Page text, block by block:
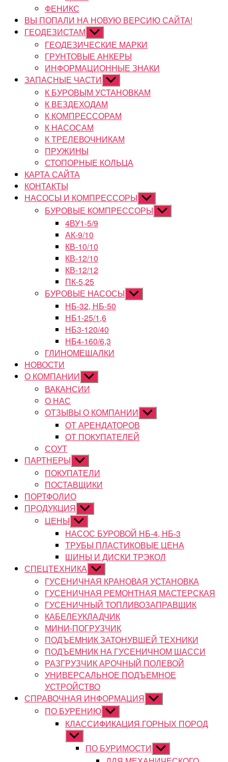
ФЕНИКС
ВЫ ПОПАЛИ НА НОВУЮ ВЕРСИЮ САЙТА!
ГЕОДЕЗИСТАМ Показывать
подменю
ГЕОДЕЗИЧЕСКИЕ МАРКИ
ГРУНТОВЫЕ АНКЕРЫ
ИНФОРМАЦИОННЫЕ ЗНАКИ
ЗАПАСНЫЕ ЧАСТИ Показывать
подменю
К БУРОВЫМ УСТАНОВКАМ
К ВЕЗДЕХОДАМ
К КОМПРЕССОРАМ
К НАСОСАМ
К ТРЕЛЕВОЧНИКАМ
ПРУЖИНЫ
СТОПОРНЫЕ КОЛЬЦА
КАРТА САЙТА
КОНТАКТЫ
НАСОСЫ И КОМПРЕССОРЫ Показывать
подменю
БУРОВЫЕ КОМПРЕССОРЫ Показывать
подменю
4ВУ1-5/9
АК-9/10
КВ-10/10
КВ-12/10
КВ-12/12
ПК-5,25
БУРОВЫЕ НАСОСЫ Показывать
подменю
НБ-32, НБ-50
НБ1-25/1,6
НБ3-120/40
НБ4-160/6,3
ГЛИНОМЕШАЛКИ
НОВОСТИ
О КОМПАНИИ Показывать
подменю
ВАКАНСИИ
О НАС
ОТЗЫВЫ О КОМПАНИИ Показывать
подменю
ОТ АРЕНДАТОРОВ
ОТ ПОКУПАТЕЛЕЙ
СОУТ
ПАРТНЕРЫ Показывать
подменю
ПОКУПАТЕЛИ
ПОСТАВЩИКИ
ПОРТФОЛИО
ПРОДУКЦИЯ Показывать
подменю
ЦЕНЫ Показывать
подменю
НАСОС БУРОВОЙ НБ-4, НБ-3
ТРУБЫ ПЛАСТИКОВЫЕ ЦЕНА
ШИНЫ И ДИСКИ ТРЭКОЛ
СПЕЦТЕХНИКА Показывать
подменю
ГУСЕНИЧНАЯ КРАНОВАЯ УСТАНОВКА
ГУСЕНИЧНАЯ РЕМОНТНАЯ МАСТЕРСКАЯ
ГУСЕНИЧНЫЙ ТОПЛИВОЗАПРАВЩИК
КАБЕЛЕУКЛАДЧИК
МИНИ-ПОГРУЗЧИК
ПОДЪЕМНИК ЗАТОНУВШЕЙ ТЕХНИКИ
ПОДЪЕМНИК НА ГУСЕНИЧНОМ ШАССИ
РАЗГРУЗЧИК АРОЧНЫЙ ПОЛЕВОЙ
УНИВЕРСАЛЬНОЕ ПОДЪЕМНОЕ
УСТРОЙСТВО
СПРАВОЧНАЯ ИНФОРМАЦИЯ Показывать
подменю
ПО БУРЕНИЮ Показывать
подменю
КЛАССИФИКАЦИЯ ГОРНЫХ ПОРОД
Показывать
подменюПО БУРИМОСТИ Показывать
подменю